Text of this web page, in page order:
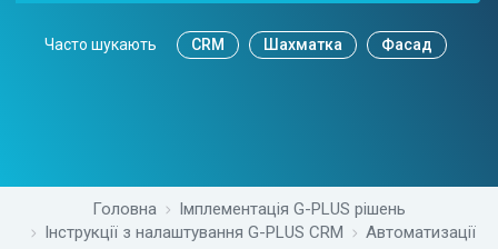
Часто шукають CRM Шахматка Фасад
Головна
Імплементація G-PLUS рішень
Інструкції з налаштування G-PLUS CRM
Автоматизації